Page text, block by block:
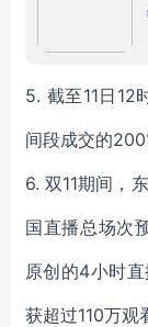
5. 截至11日12
间段成交的
6. 双11期间，
国直播总场次
原创的4小时
获超过110万观